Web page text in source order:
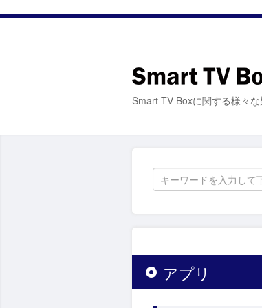
Smart TV Boxに関する様々
アプリ